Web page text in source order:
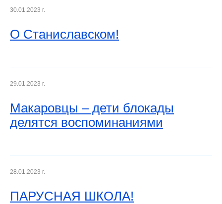
30.01.2023 г.
О Станиславском!
29.01.2023 г.
Макаровцы – дети блокады
делятся воспоминаниями
28.01.2023 г.
ПАРУСНАЯ ШКОЛА!